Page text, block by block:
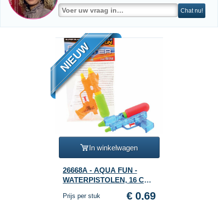
Chat nu!
NIEUW
In winkelwagen
26668A - AQUA FUN -
WATERPISTOLEN, 16 Cm.
Prijs per stuk € 0,69